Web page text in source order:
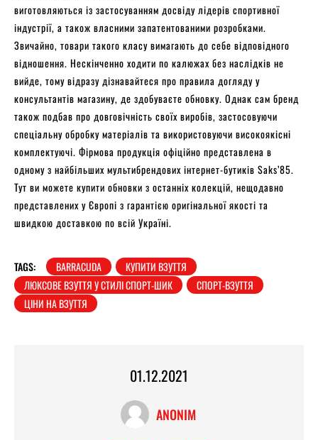
виготовляються із застосуванням досвіду лідерів спортивної
індустрії, а також власними запатентованими розробками.
Звичайно, товари такого класу вимагають до себе відповідного
відношення. Нескінченно ходити по калюжах без наслідків не
вийде, тому відразу дізнавайтеся про правила догляду у
консультантів магазину, де здобуваєте обновку. Однак сам бренд
також подбав про довговічність своїх виробів, застосовуючи
спеціальну обробку матеріалів та використовуючи високоякісні
комплектуючі. Фірмова продукція офіційно представлена ​​в
одному з найбільших мультибрендових інтернет-бутиків Saks’85.
Тут ви можете купити обновки з останніх колекцій, нещодавно
представлених у Європі з гарантією оригінальної якості та
швидкою доставкою по всій Україні.
TAGS: BARRACUDA
КУПИТИ ВЗУТТЯ
ЛЮКСОВЕ ВЗУТТЯ У СТИЛІ СПОРТ-ШИК
СПОРТ-ВЗУТТЯ
ЦІНИ НА ВЗУТТЯ
01.12.2021
ANONIM